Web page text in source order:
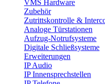
VMS Hardware
Zubehör
Zutrittskontrolle &
Analoge Türstationen
Aufzug-Notrufsysteme
Digitale Schließsysteme
Erweiterungen
IP Audio
IP Innensprechstellen